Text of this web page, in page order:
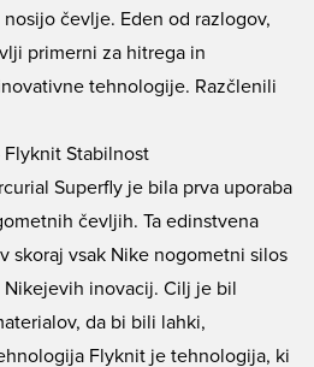
čevlje. Eden od razlogov,
primerni za hitrega in
tehnologije. Razčlenili
Flyknit Stabilnost
Superfly je bila prva uporaba
čevljih. Ta edinstvena
skoraj vsak Nike nogometni silos
inovacij. Cilj je bil
da bi bili lahki,
Flyknit je tehnologija, ki